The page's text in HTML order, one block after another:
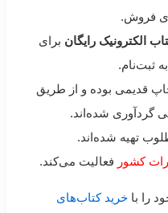
فروش.
الکترونیک رایگان برای
ثبت‌نام.
قدیمی بوده و از طریق
گردآوری شده‌اند.
تهیه شده‌اند.
کشور فعالیت می‌کند.
را با خرید کتاب‌های